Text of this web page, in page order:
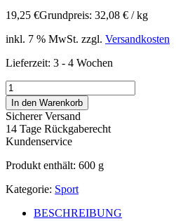
19,25 €Grundpreis: 32,08 € / kg
inkl. 7 % MwSt. zzgl. Versandkosten
Lieferzeit: 3 - 4 Wochen
Corny
Haferkraft
Peanutbutter
Zero
12
x
50
Menge
In den Warenkorb
Sicherer Versand
14 Tage Rückgaberecht
Kundenservice
Produkt enthält: 600 g
Kategorie: Sport
BESCHREIBUNG